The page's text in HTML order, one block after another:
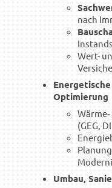
nach
Wert-
Optimierung
(GEG,
Umbau,